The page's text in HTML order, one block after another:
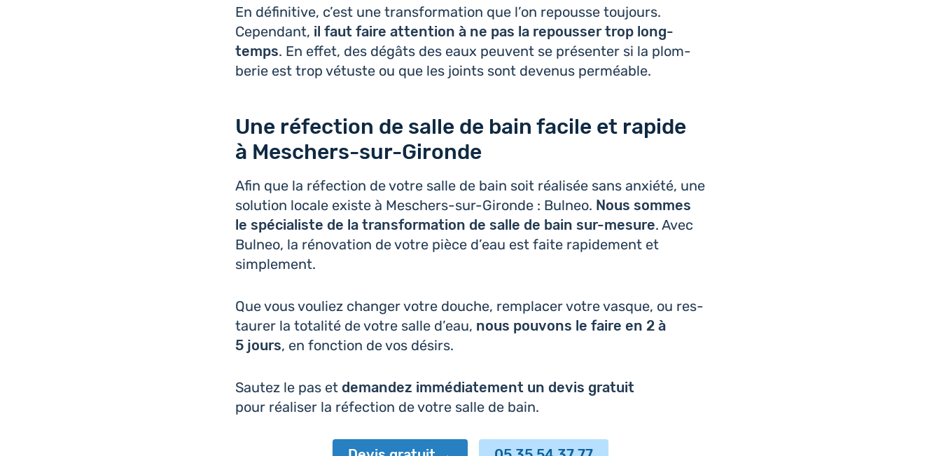
En défi­ni­tive, c’est une trans­for­ma­tion que l’on repousse tou­jours.
Cepen­dant, il faut faire atten­tion à ne pas la repous­ser trop long­
temps. En effet, des dégâts des eaux peuvent se pré­sen­ter si la plom­
be­rie est trop vétuste ou que les joints sont devenus perméable.
Une réfection de salle de bain facile et rapide
à Meschers-sur-Gironde
Afin que la réfec­tion de votre salle de bain soit réa­li­sée sans anxiété, une
solu­tion locale existe à Mes­chers-sur-Gironde : Bulneo. Nous sommes
le spé­cia­liste de la trans­for­ma­tion de salle de bain sur-mesure. Avec
Bulneo, la réno­va­tion de votre pièce d’eau est faite rapi­de­ment et
simplement.
Que vous vouliez changer votre douche, rem­pla­cer votre vasque, ou res­
tau­rer la tota­li­té de votre salle d’eau, nous pouvons le faire en 2 à
5 jours, en fonc­tion de vos désirs.
Sautez le pas et deman­dez immé­dia­te­ment un devis gratuit
pour réa­li­ser la réfec­tion de votre salle de bain.